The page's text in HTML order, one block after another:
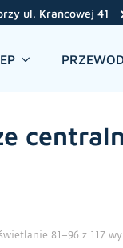
ul. Krańcowej 41
81–96 z 117